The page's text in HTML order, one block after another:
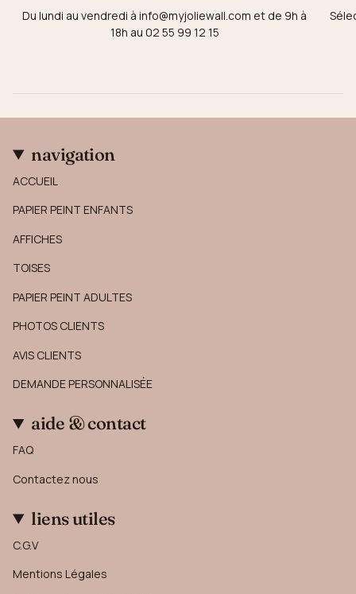
Du lundi au vendredi à info@myjoliewall.com et de 9h à
18h au 02 55 99 12 15
navigation
ACCUEIL
PAPIER PEINT ENFANTS
AFFICHES
TOISES
PAPIER PEINT ADULTES
PHOTOS CLIENTS
AVIS CLIENTS
DEMANDE PERSONNALISÉE
aide & contact
FAQ
Contactez nous
liens utiles
C.G.V
Mentions Légales